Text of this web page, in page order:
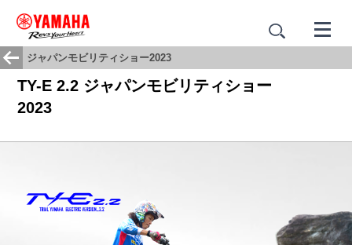
ジャパンモビリティショー2023
TY-E 2.2 ジャパンモビリティショー
2023